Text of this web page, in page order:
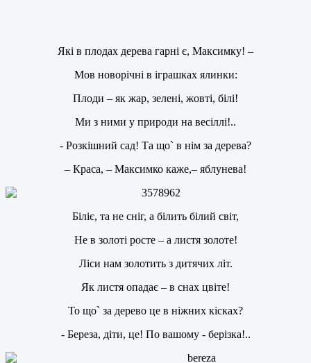
Які в плодах дерева гарні є, Максимку! –
Мов новорічні в іграшках ялинки:
Плоди – як жар, зелені, жовті, білі!
Ми з ними у природи на весіллі!..
- Розкішний сад! Та що` в нім за дерева?
– Краса, – Максимко каже,– яблунева!
Біліє, та не сніг, а білить білий світ,
Не в золоті росте – а листя золоте!
Ліси нам золотить з дитячих літ.
Як листя опадає – в снах цвіте!
То що` за дерево це в ніжних кісках?
- Береза, діти, це! По вашому - берізка!..